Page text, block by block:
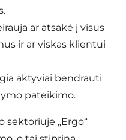
ar atsakė į visus
ir ar viskas klientui
aktyviai bendrauti
pateikimo.
sektoriuje „Ergo“